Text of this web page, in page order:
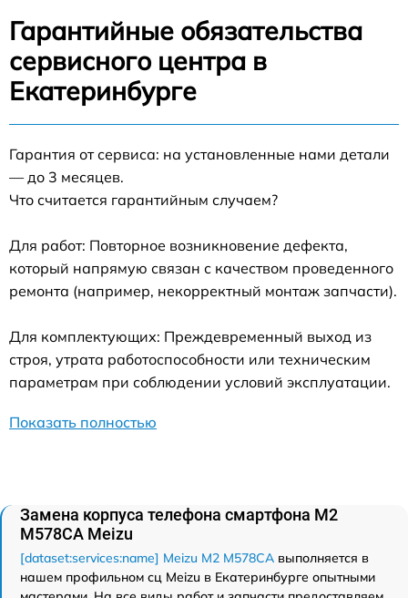
Гарантийные обязательства
сервисного центра в
Екатеринбурге
Гарантия от сервиса: на установленные нами детали
— до 3 месяцев.
Что считается гарантийным случаем?
Для работ: Повторное возникновение дефекта,
который напрямую связан с качеством проведенного
ремонта (например, некорректный монтаж запчасти).
Для комплектующих: Преждевременный выход из
строя, утрата работоспособности или техническим
параметрам при соблюдении условий эксплуатации.
Показать полностью
Замена корпуса телефона смартфона M2
M578CA Meizu
[dataset:services:name] Meizu M2 M578CA выполняется в
нашем профильном сц Meizu в Екатеринбурге опытными